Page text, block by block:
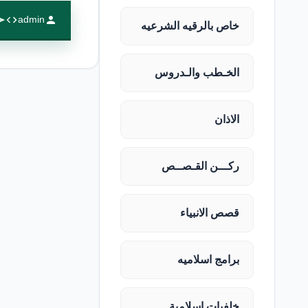
خاص بالرقيه الشرعيه
الخـطب والـدروس
الاذان
ركـــن القـصــص
قصص الانبياء
برامج اسلاميه
admin